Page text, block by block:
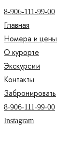
8-906-111-99-00
Главная
Номера и цены
О курорте
Экскурсии
Контакты
Забронировать
8-906-111-99-00
Instagram